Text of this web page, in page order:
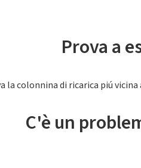
Prova a
colonnina di ricarica piú
C'è un